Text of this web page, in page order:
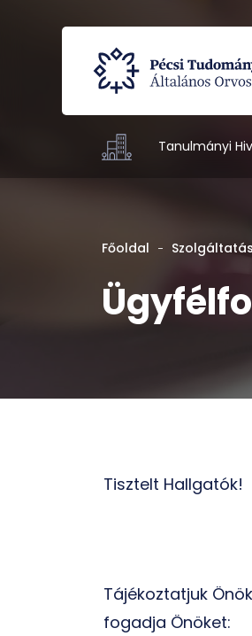
Tanulmányi
Főoldal
Tisztelt Hallgatók!
Tájékoztatjuk
fogadja Önöket: